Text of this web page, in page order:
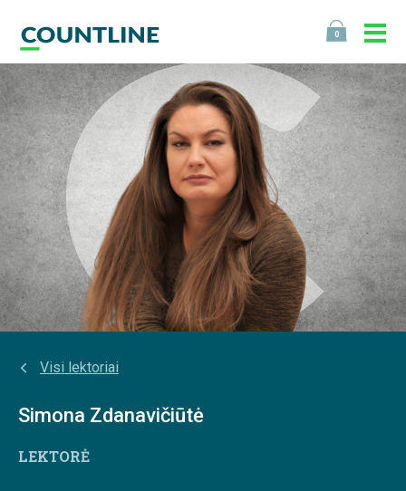
0
Visi lektoriai
Simona Zdanavičiūtė
LEKTORĖ